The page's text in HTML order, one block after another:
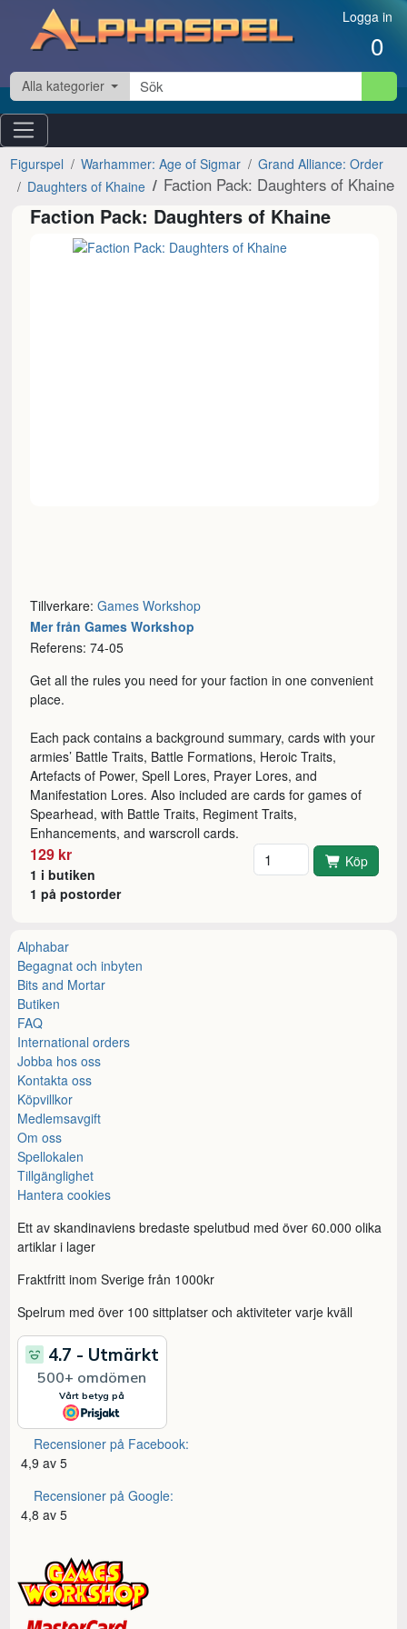
Hoppa till innehåll Logga in
0
Alla kategorier
Figurspel Warhammer: Age of Sigmar
Grand Alliance: Order
Daughters of Khaine
Faction Pack: Daughters of Khaine
Faction Pack: Daughters of Khaine
Tillverkare:Games Workshop
Mer från Games Workshop
Referens: 74-05
Get all the rules you need for your faction in one convenient
place.
Each pack contains a background summary, cards with your
armies’ Battle Traits, Battle Formations, Heroic Traits,
Artefacts of Power, Spell Lores, Prayer Lores, and
Manifestation Lores. Also included are cards for games of
Spearhead, with Battle Traits, Regiment Traits,
Enhancements, and warscroll cards.
129 kr
1 i butiken
1 på postorder
Antal Köp
Alphabar
Begagnat och inbyten
Bits and Mortar
Butiken
FAQ
International orders
Jobba hos oss
Kontakta oss
Köpvillkor
Medlemsavgift
Om oss
Spellokalen
Tillgänglighet
Hantera cookies
Ett av skandinaviens bredaste spelutbud med över 60.000 olika
artiklar i lager
Fraktfritt inom Sverige från 1000kr
Spelrum med över 100 sittplatser och aktiviteter varje kväll
Recensioner på Facebook:
4,9 av 5
Recensioner på Google:
4,8 av 5